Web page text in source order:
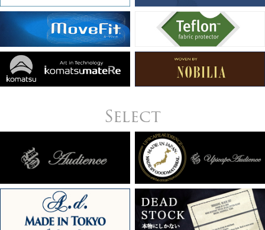
Select